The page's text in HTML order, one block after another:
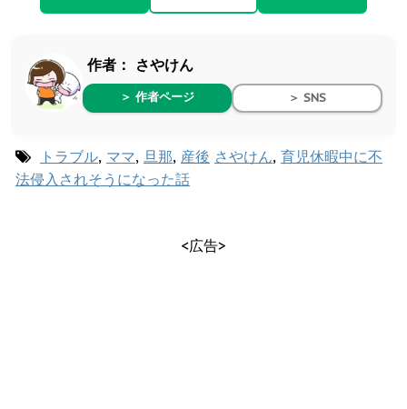
作者： さやけん
＞ 作者ページ ＞ SNS
トラブル, ママ, 旦那, 産後 さやけん, 育児休暇中に不
法侵入されそうになった話
<広告>